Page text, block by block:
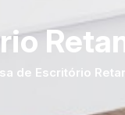
de Escritório